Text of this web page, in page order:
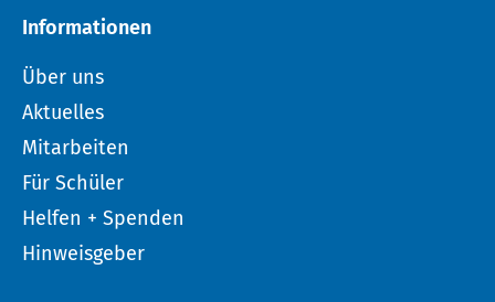
Informationen
Über uns
Aktuelles
Mitarbeiten
Für Schüler
Helfen + Spenden
Hinweisgeber